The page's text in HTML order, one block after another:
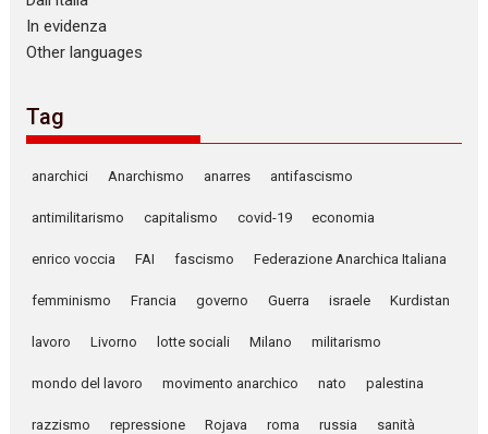
In evidenza
Other languages
Tag
anarchici Anarchismo anarres antifascismo
antimilitarismo capitalismo covid-19 economia
enrico voccia FAI fascismo Federazione Anarchica Italiana
femminismo Francia governo Guerra israele Kurdistan
lavoro Livorno lotte sociali Milano militarismo
mondo del lavoro movimento anarchico nato palestina
razzismo repressione Rojava roma russia sanità